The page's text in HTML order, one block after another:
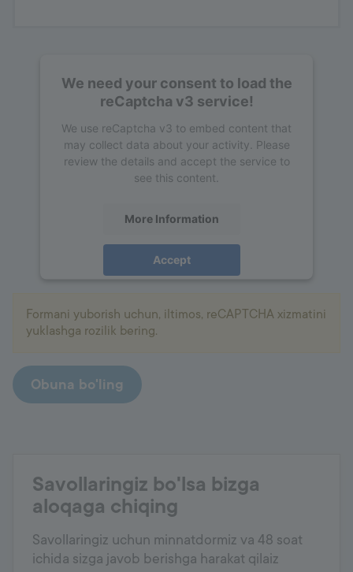
We need your consent to load the
reCaptcha v3 service!
We use reCaptcha v3 to embed content that
may collect data about your activity. Please
review the details and accept the service to
see this content.
More Information
Accept
Formani yuborish uchun, iltimos, reCAPTCHA xizmatini
yuklashga rozilik bering.
Obuna bo'ling
Savollaringiz bo'lsa bizga
aloqaga chiqing
Savollaringiz uchun minnatdormiz va 48 soat
ichida sizga javob berishga harakat qilaiz